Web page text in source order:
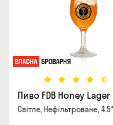
Пиво FDB Honey Lager
Світле, Нефільтроване, 4.5°